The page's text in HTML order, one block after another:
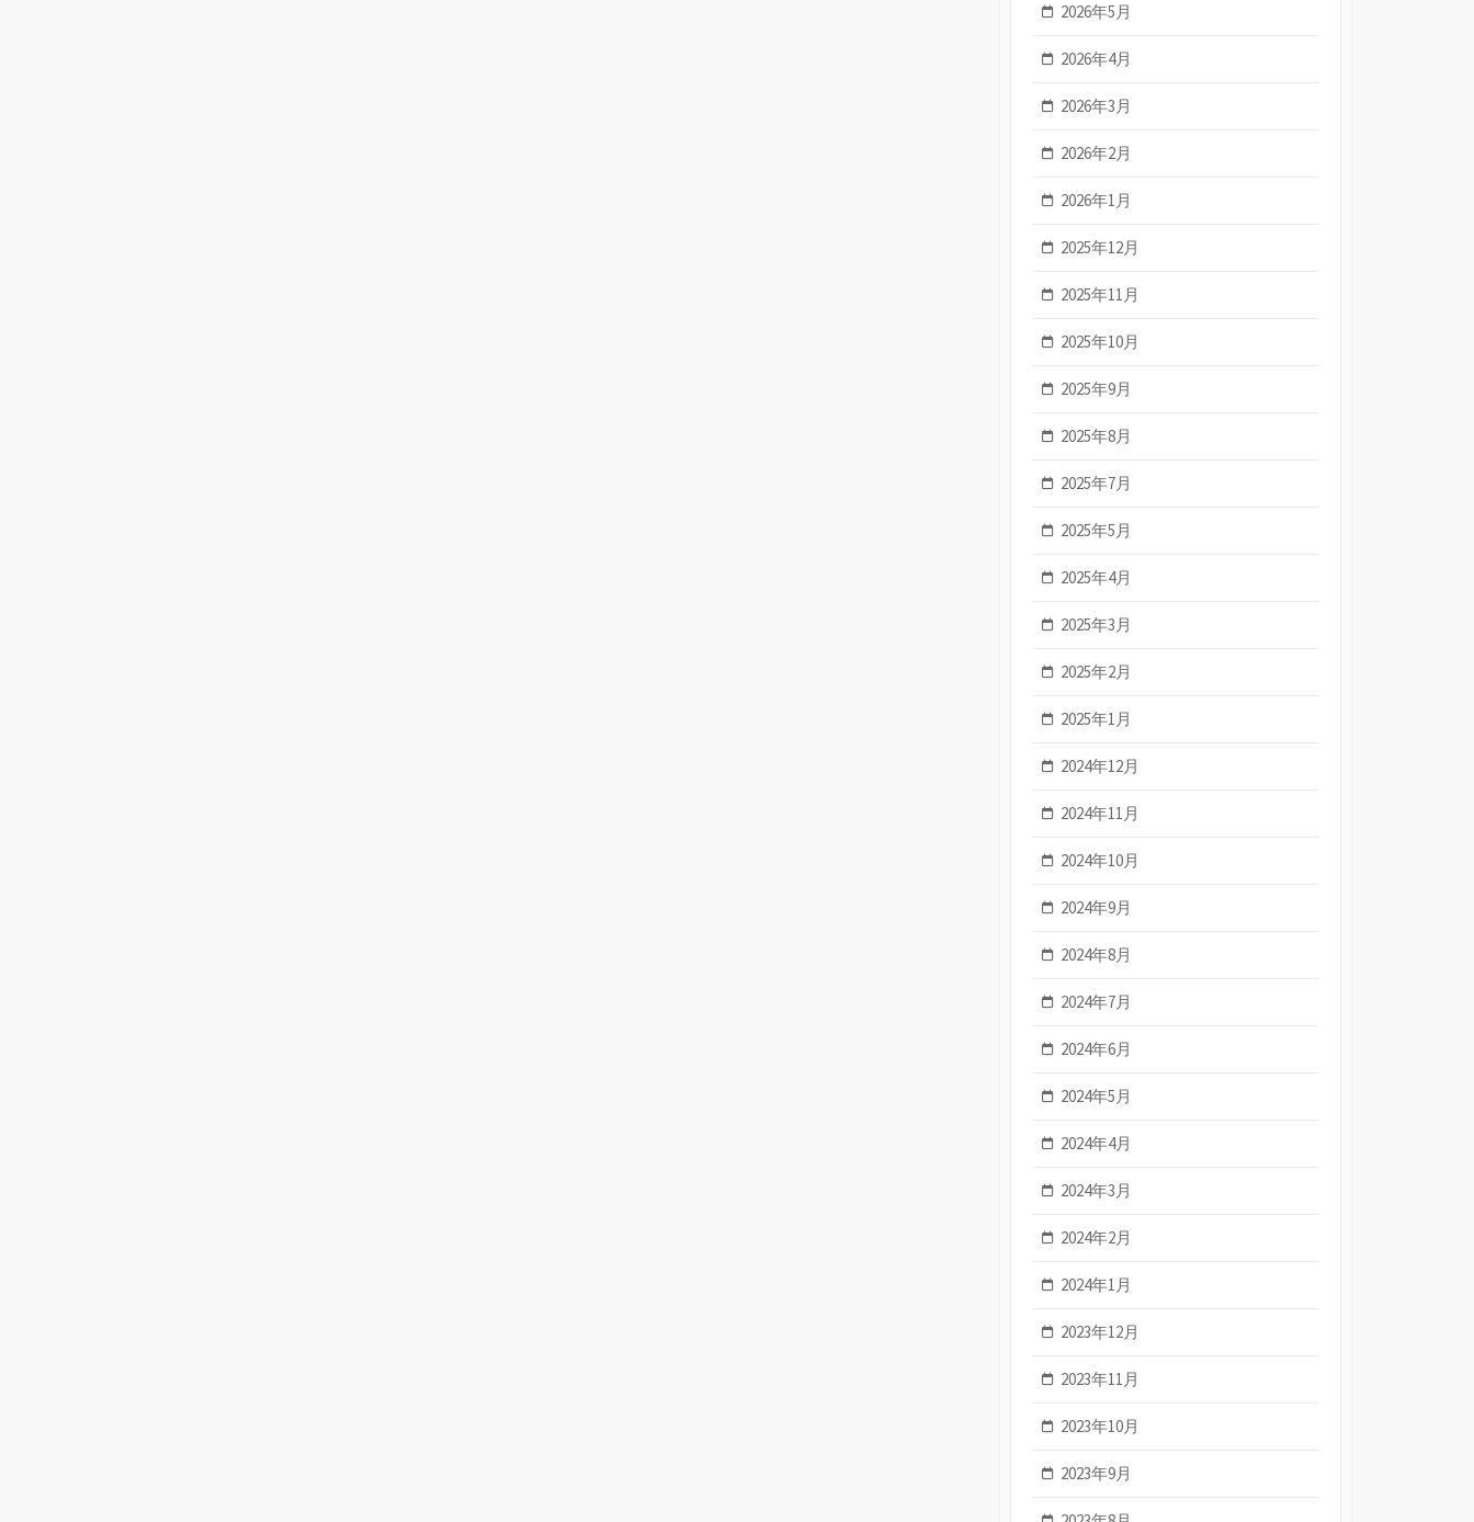
2026年5月
2026年4月
2026年3月
2026年2月
2026年1月
2025年12月
2025年11月
2025年10月
2025年9月
2025年8月
2025年7月
2025年5月
2025年4月
2025年3月
2025年2月
2025年1月
2024年12月
2024年11月
2024年10月
2024年9月
2024年8月
2024年7月
2024年6月
2024年5月
2024年4月
2024年3月
2024年2月
2024年1月
2023年12月
2023年11月
2023年10月
2023年9月